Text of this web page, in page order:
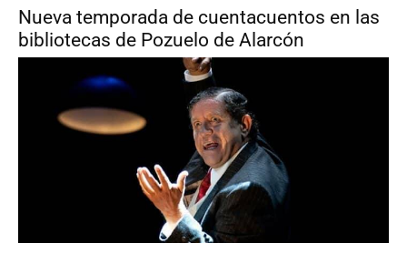
Nueva temporada de cuentacuentos en las
bibliotecas de Pozuelo de Alarcón